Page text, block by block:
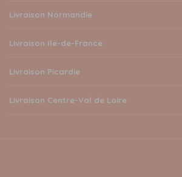
Livraison Normandie
Livraison Ile-de-France
Livraison Picardie
Livraison Centre-Val de Loire